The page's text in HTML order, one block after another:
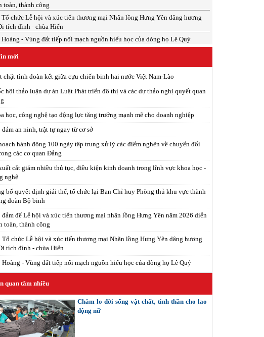
toàn, thành công
Tổ chức Lễ hội và xúc tiến thương mại Nhãn lồng Hưng Yên dâng hương
tích đình - chùa Hiến
- Vùng đất tiếp nối mạch nguồn hiếu học của dòng họ Lê Quý
mới
chặt tình đoàn kết giữa cựu chiến binh hai nước Việt Nam-Lào
hội thảo luận dự án Luật Phát triển đô thị và các dự thảo nghị quyết quan
học, công nghệ tạo động lực tăng trưởng mạnh mẽ cho doanh nghiệp
đảm an ninh, trật tự ngay từ cơ sở
hành động 100 ngày tập trung xử lý các điểm nghẽn về chuyển đổi
các cơ quan Đảng
cắt giảm nhiều thủ tục, điều kiện kinh doanh trong lĩnh vực khoa học -
nghệ
bố quyết định giải thể, tổ chức lại Ban Chỉ huy Phòng thủ khu vực thành
đoàn Bộ binh
đảm để Lễ hội và xúc tiến thương mại nhãn lồng Hưng Yên năm 2026 diễn
toàn, thành công
Tổ chức Lễ hội và xúc tiến thương mại Nhãn lồng Hưng Yên dâng hương
tích đình - chùa Hiến
Hoàng - Vùng đất tiếp nối mạch nguồn hiếu học của dòng họ Lê Quý
quan tâm nhiều
Chăm lo đời sống vật chất, tinh thần cho lao
động nữ